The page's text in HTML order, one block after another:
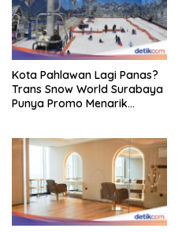
Kota Pahlawan Lagi Panas?
Trans Snow World Surabaya
Punya Promo Menarik